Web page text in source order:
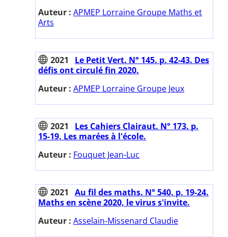
Auteur : APMEP Lorraine Groupe Maths et
Arts
2021
Le Petit Vert. N° 145. p. 42-43. Des
défis ont circulé fin 2020.
Auteur : APMEP Lorraine Groupe Jeux
2021
Les Cahiers Clairaut. N° 173. p.
15-19. Les marées à l'école.
Auteur : Fouquet Jean-Luc
2021
Au fil des maths. N° 540. p. 19-24.
Maths en scène 2020, le virus s'invite.
Auteur : Asselain-Missenard Claudie